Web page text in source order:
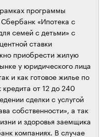
программы
«Ипотека с
семей с детьми» с
ставки
приобрести жилую
у юридического лица
и как готовое жилье по
кредита от 12 до 240
сделки с услугой
собственности», а так
и здоровья заемщика
компаниях. В случае